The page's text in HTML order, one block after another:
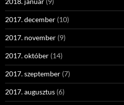
2017. december (10)
2017. november (9)
2017. október (14)
2017. szeptember (7)
2017. augusztus (6)